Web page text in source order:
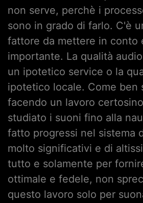
non serve, perchè i
sono in grado di farlo. C'è
fattore da mettere in conto
importante. La qualità
un ipotetico service o la
ipotetico locale. Come ben
facendo un lavoro
studiato i suoni fino alla
fatto progressi nel sistema
molto significativi e di
tutto e solamente per
ottimale e fedele, non
questo lavoro solo per